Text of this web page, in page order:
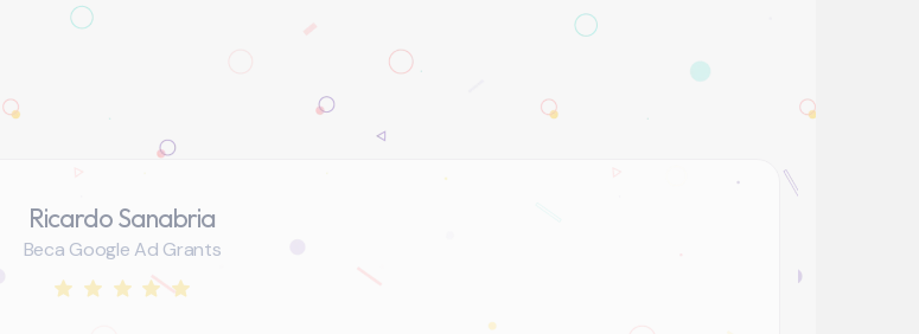
Ricardo Sanabria
Beca Google Ad Grants